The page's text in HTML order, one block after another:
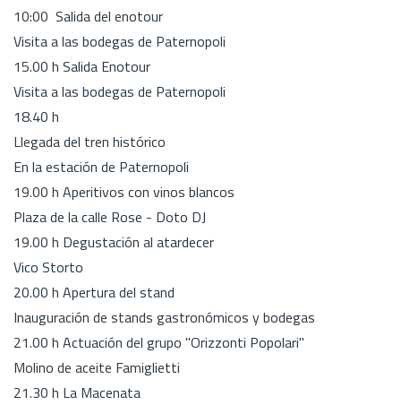
10:00 Salida del enotour
Visita a las bodegas de Paternopoli
15.00 h Salida Enotour
Visita a las bodegas de Paternopoli
18.40 h
Llegada del tren histórico
En la estación de Paternopoli
19.00 h Aperitivos con vinos blancos
Plaza de la calle Rose - Doto DJ
19.00 h Degustación al atardecer
Vico Storto
20.00 h Apertura del stand
Inauguración de stands gastronómicos y bodegas
21.00 h Actuación del grupo "Orizzonti Popolari"
Molino de aceite Famiglietti
21.30 h La Macenata